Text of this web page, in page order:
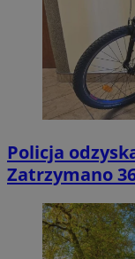
Policja
Zatrzymano